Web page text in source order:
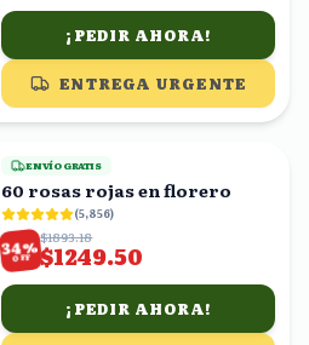
¡PEDIR AHORA!
ENTREGA URGENTE
ENVÍO GRATIS
60 rosas rojas en florero
(5,856)
34%
OFF
$1893.18
$1249.50
¡PEDIR AHORA!